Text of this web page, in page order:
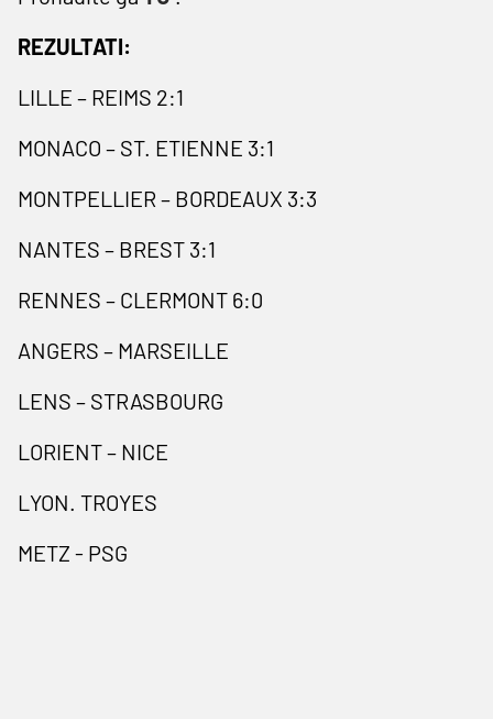
REZULTATI:
LILLE – REIMS 2:1
MONACO – ST. ETIENNE 3:1
MONTPELLIER – BORDEAUX 3:3
NANTES – BREST 3:1
RENNES – CLERMONT 6:0
ANGERS – MARSEILLE
LENS – STRASBOURG
LORIENT – NICE
LYON. TROYES
METZ - PSG